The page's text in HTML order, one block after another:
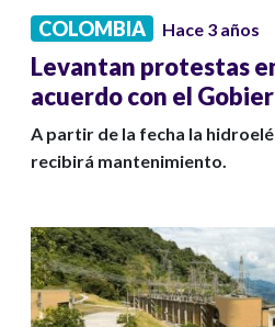
COLOMBIA Hace 3 años
Levantan protestas
acuerdo con el
A partir de la fecha la
recibirá mantenimiento.